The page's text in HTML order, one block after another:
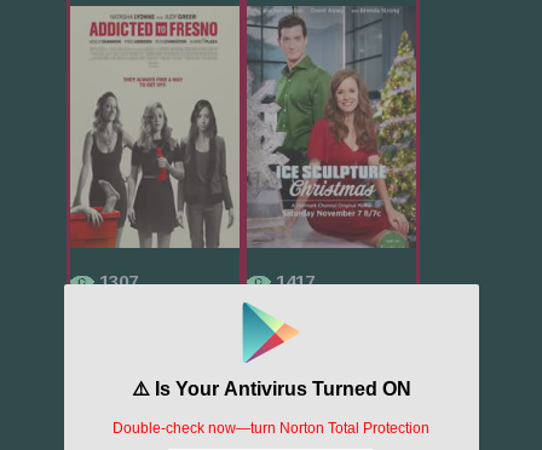
1307 1417
Корона на Ро...